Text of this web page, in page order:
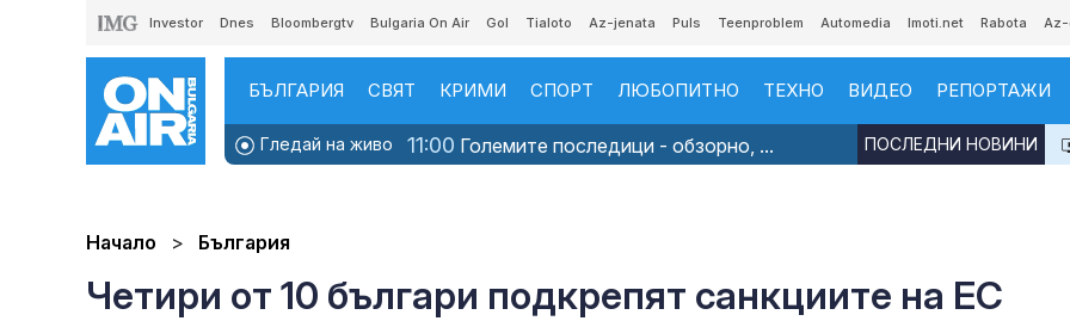
Investor Dnes Bloombergtv Bulgaria On Air Gol Tialoto Az-jenata Puls Teenproblem Automedia Imoti.net Rabota Az-
БЪЛГАРИЯ СВЯТ КРИМИ СПОРТ ЛЮБОПИТНО ТЕХНО ВИДЕО РЕПОРТАЖИ
Гледай на живо 11:00 Големите последици - обзорно, ... ПОСЛЕДНИ НОВИНИ
Начало България
Четири от 10 българи подкрепят санкциите на ЕС